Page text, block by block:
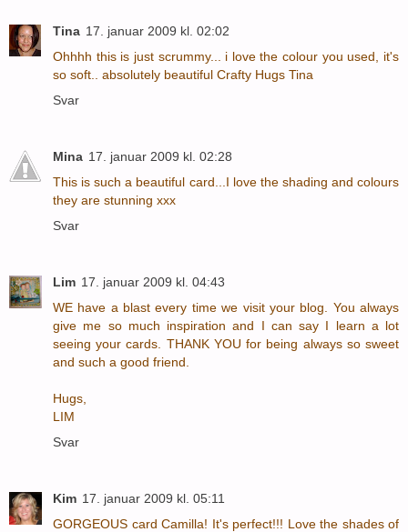
Tina 17. januar 2009 kl. 02:02
Ohhhh this is just scrummy... i love the colour you used, it's
so soft.. absolutely beautiful Crafty Hugs Tina
Svar
Mina 17. januar 2009 kl. 02:28
This is such a beautiful card...I love the shading and colours
they are stunning xxx
Svar
Lim 17. januar 2009 kl. 04:43
WE have a blast every time we visit your blog. You always
give me so much inspiration and I can say I learn a lot
seeing your cards. THANK YOU for being always so sweet
and such a good friend.
Hugs,
LIM
Svar
Kim 17. januar 2009 kl. 05:11
GORGEOUS card Camilla! It's perfect!!! Love the shades of